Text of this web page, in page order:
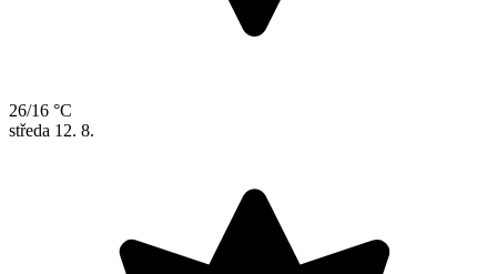
26/16 °C
středa 12. 8.